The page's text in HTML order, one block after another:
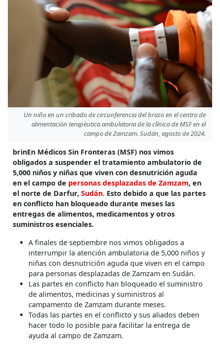
Un niño en un cribado de circunferencia del brazo en el centro de
alimentación terapéutica ambulatoria de la clínica de MSF en el
campo de Zamzam. Sudán, agosto de 2024.
brinEn Médicos Sin Fronteras (MSF) nos vimos
obligados a suspender el tratamiento ambulatorio de
5,000 niños y niñas que viven con desnutrición aguda
en el campo de personas desplazadas de Zamzam, en
el norte de Darfur, Sudán. Esto debido a que las partes
en conflicto han bloqueado durante meses las
entregas de alimentos, medicamentos y otros
suministros esenciales.
A finales de septiembre nos vimos obligados a
interrumpir la atención ambulatoria de 5,000 niños y
niñas con desnutrición aguda que viven en el campo
para personas desplazadas de Zamzam en Sudán.
Las partes en conflicto han bloqueado el suministro
de alimentos, medicinas y suministros al
campamento de Zamzam durante meses.
Todas las partes en el conflicto y sus aliados deben
hacer todo lo posible para facilitar la entrega de
ayuda al campo de Zamzam.